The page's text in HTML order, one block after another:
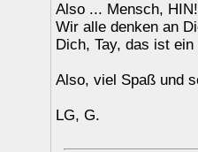
Also ... Mensch,
Wir alle denken an
Dich, Tay, das ist
Also, viel Spaß und
LG, G.